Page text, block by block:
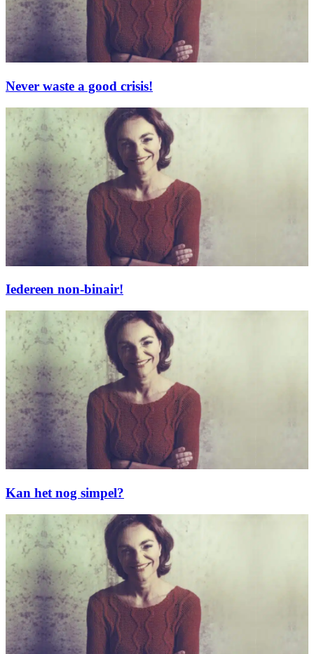
Never waste a good crisis!
Iedereen non-binair!
Kan het nog simpel?